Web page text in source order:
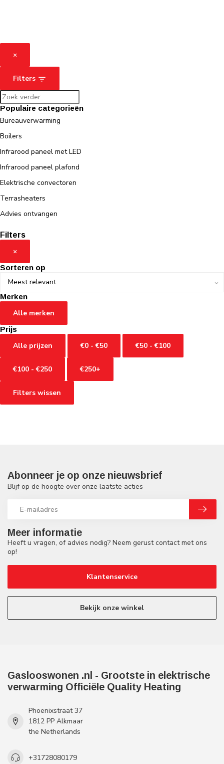
×
Filters
Populaire categorieën
Bureauverwarming
Boilers
Infrarood paneel met LED
Infrarood paneel plafond
Elektrische convectoren
Terrasheaters
Advies ontvangen
Filters
×
Sorteren op
Merken
Alle merken
Prijs
Alle prijzen €0 - €50 €50 - €100
€100 - €250 €250+
Filters wissen
Meer informatie
Heeft u vragen, of advies nodig? Neem gerust contact met ons
op!
Klantenservice
Bekijk onze winkel
Abonneer je op onze nieuwsbrief
Blijf op de hoogte over onze laatste acties
Gaslooswonen .nl - Grootste in elektrische
verwarming Officiële Quality Heating
Phoenixstraat 37
1812 PP Alkmaar
the Netherlands
+31728080179